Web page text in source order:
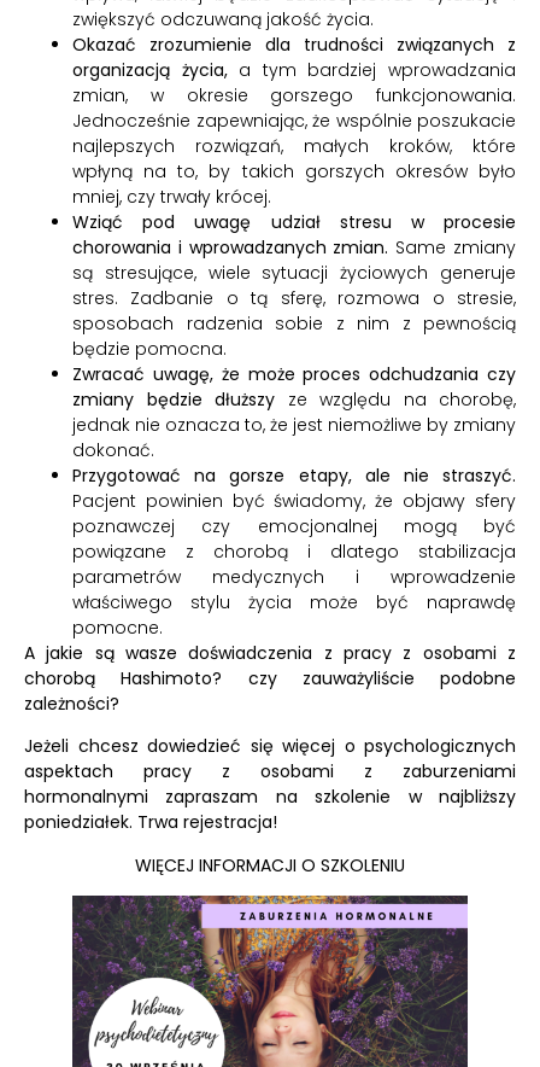
zwiększyć odczuwaną jakość życia.
Okazać zrozumienie dla trudności związanych z
organizacją życia,a tym bardziej wprowadzania
zmian, w okresie gorszego funkcjonowania.
Jednocześnie zapewniając, że wspólnie poszukacie
najlepszych rozwiązań, małych kroków, które
wpłyną na to, by takich gorszych okresów było
mniej, czy trwały krócej.
Wziąć pod uwagę udział stresu w procesie
chorowania i wprowadzanych zmian. Same zmiany
są stresujące, wiele sytuacji życiowych generuje
stres. Zadbanie o tą sferę, rozmowa o stresie,
sposobach radzenia sobie z nim z pewnością
będzie pomocna.
Zwracać uwagę, że może proces odchudzania czy
zmiany będzie dłuższy ze względu na chorobę,
jednak nie oznacza to, że jest niemożliwe by zmiany
dokonać.
Przygotować na gorsze etapy, ale nie straszyć.
Pacjent powinien być świadomy, że objawy sfery
poznawczej czy emocjonalnej mogą być
powiązane z chorobą i dlatego stabilizacja
parametrów medycznych i wprowadzenie
właściwego stylu życia może być naprawdę
pomocne.
A jakie są wasze doświadczenia z pracy z osobami z
chorobą Hashimoto? czy zauważyliście podobne
zależności?
Jeżeli chcesz dowiedzieć się więcej o psychologicznych
aspektach pracy z osobami z zaburzeniami
hormonalnymi zapraszam na szkolenie w najbliższy
poniedziałek. Trwa rejestracja!
WIĘCEJ INFORMACJI O SZKOLENIU